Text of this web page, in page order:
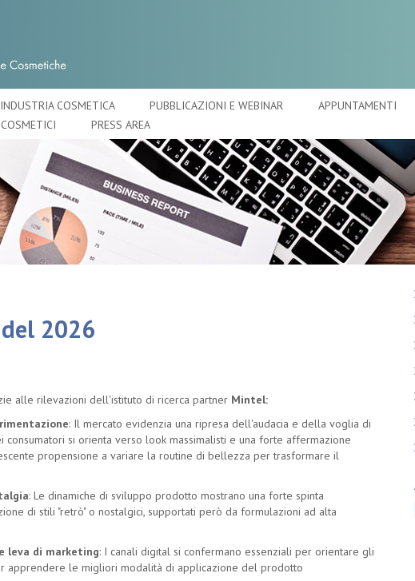
COSMETICA PUBBLICAZIONI E WEBINAR APPUNTAMENTI
PRESS AREA
2026
alle rilevazioni dell'istituto di ricerca partner Mintel:
: Il mercato evidenzia una ripresa dell'audacia e della voglia di
consumatori si orienta verso look massimalisti e una forte affermazione
propensione a variare la routine di bellezza per trasformare il
: Le dinamiche di sviluppo prodotto mostrano una forte spinta
di stili "retrò" o nostalgici, supportati però da formulazioni ad alta
leva di marketing: I canali digital si confermano essenziali per orientare gli
apprendere le migliori modalità di applicazione del prodotto